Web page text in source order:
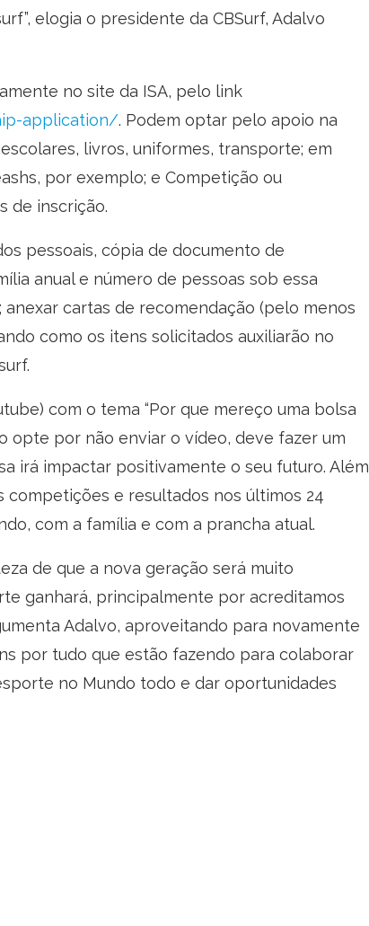
elogia o presidente da CBSurf, Adalvo
no site da ISA, pelo link
application/. Podem optar pelo apoio na
livros, uniformes, transporte; em
por exemplo; e Competição ou
de inscrição.
pessoais, cópia de documento de
anual e número de pessoas sob essa
cartas de recomendação (pelo menos
como os itens solicitados auxiliarão no
com o tema “Por que mereço uma bolsa
opte por não enviar o vídeo, deve fazer um
irá impactar positivamente o seu futuro. Além
competições e resultados nos últimos 24
com a família e com a prancha atual.
de que a nova geração será muito
ganhará, principalmente por acreditamos
Adalvo, aproveitando para novamente
por tudo que estão fazendo para colaborar
no Mundo todo e dar oportunidades